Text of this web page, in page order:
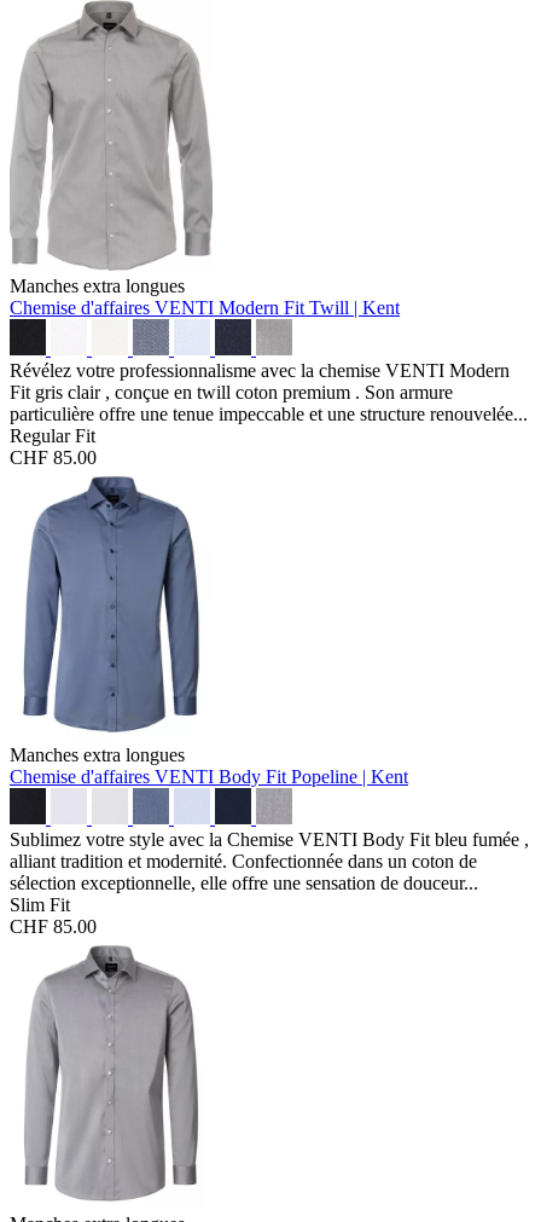
Manches extra longues
Chemise d'affaires VENTI Modern Fit Twill | Kent
Révélez votre professionnalisme avec la chemise VENTI Modern
Fit gris clair , conçue en twill coton premium . Son armure
particulière offre une tenue impeccable et une structure renouvelée...
Regular Fit
CHF 85.00
Manches extra longues
Chemise d'affaires VENTI Body Fit Popeline | Kent
Sublimez votre style avec la Chemise VENTI Body Fit bleu fumée ,
alliant tradition et modernité. Confectionnée dans un coton de
sélection exceptionnelle, elle offre une sensation de douceur...
Slim Fit
CHF 85.00